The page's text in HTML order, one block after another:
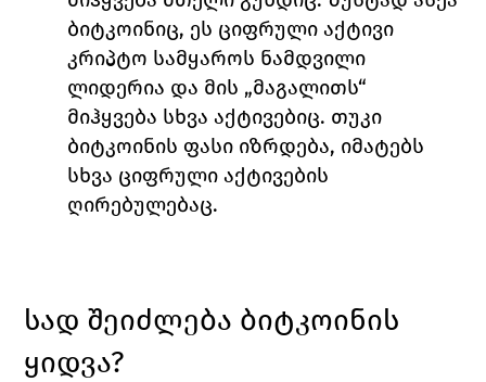
ბიტკოინიც, ეს ციფრული აქტივი
კრიპტო სამყაროს ნამდვილი
ლიდერია და მის „მაგალითს“
მიჰყვება სხვა აქტივებიც. თუკი
ბიტკოინის ფასი იზრდება, იმატებს
სხვა ციფრული აქტივების
ღირებულებაც.
სად შეიძლება ბიტკოინის
ყიდვა?